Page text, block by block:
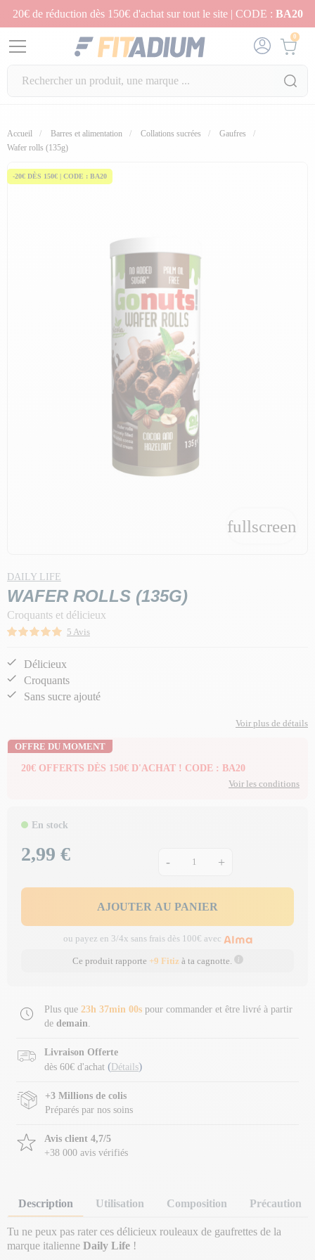
20€ de réduction dès 150€ d'achat sur tout le site | CODE : BA20
0
Accueil Barres et alimentation Collations sucrées
Gaufres
Wafer rolls (135g)
-20€ DÈS 150€ | CODE : BA20
fullscreen
DAILY LIFE
WAFER ROLLS (135G)
Croquants et délicieux
5 Avis
Délicieux
Croquants
Sans sucre ajouté
Voir plus de détails
OFFRE DU MOMENT
20€ OFFERTS DÈS 150€ D'ACHAT ! CODE : BA20
Voir les conditions
En stock
Prix
2,99 € - +
AJOUTER AU PANIER
ou payez en 3/4x sans frais dès 100€ avec
Ce produit rapporte +9 Fitizà ta cagnotte.
Plus que 23h 36min 59s pour commander et être livré à partir
de demain.
Livraison Offerte
dès 60€ d'achat ( Détails)
+3 Millions de colis
Préparés par nos soins
Avis client 4,7/5
+38 000 avis vérifiés
Description Utilisation Composition Précaution
Tu ne peux pas rater ces délicieux rouleaux de gaufrettes de la
marque italienne Daily Life !